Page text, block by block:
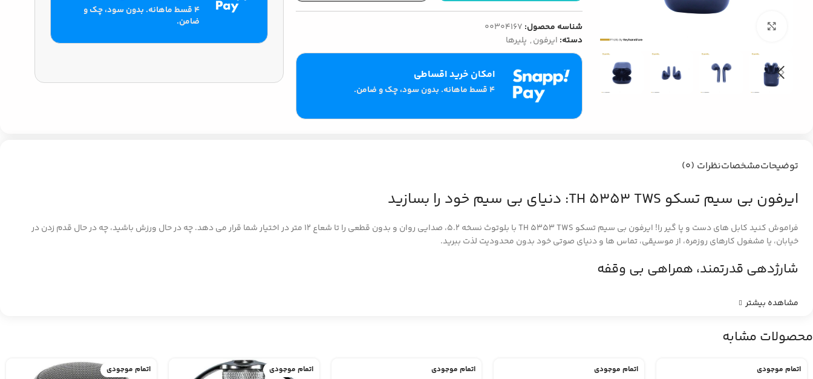
شناسه محصول: 00304167
دسته: ایرفون, پلیرها
امکان خرید اقساطی
۴ قسط ماهانه. بدون سود، چک و ضامن.
۴ قسط ماهانه. بدون سود، چک و
ضامن.
توضیحاتمشخصاتنظرات (0)
ایرفون بی سیم تسکو TH 5353 TWS: دنیای بی سیم خود را بسازید
فراموش کنید کابل های دست و پا گیر را! ایرفون بی سیم تسکو TH 5353 TWS با بلوتوث نسخه 5.2، صدایی روان و بدون قطعی را تا شعاع 12 متر در اختیار شما قرار می دهد. چه در حال ورزش باشید، چه در حال قدم زدن در
خیابان، یا مشغول کارهای روزمره، از موسیقی، تماس ها و دنیای صوتی خود بدون محدودیت لذت ببرید.
شارژدهی قدرتمند، همراهی بی وقفه
مشاهده بیشتر
محصولات مشابه
اتمام موجودی اتمام موجودی اتمام موجودی اتمام موجودی اتمام موجودی